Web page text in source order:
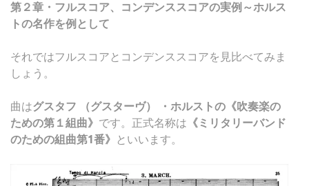
第２章・フルスコア、コンデンススコアの実例～ホルス
トの名作を例として
それではフルスコアとコンデンススコアを見比べてみま
しょう。
曲はグスタフ （グスターヴ） ・ホルストの《吹奏楽の
ための第１組曲》 です。正式名称は 《ミリタリーバンド
のための組曲第1番》
といいます。